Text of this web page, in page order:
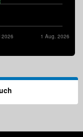
1 Aug. 2026
2026